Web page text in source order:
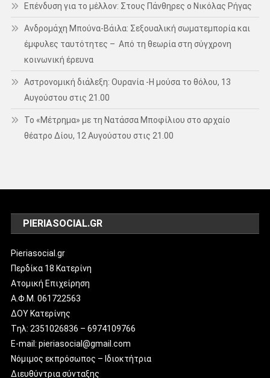
Επένδυση για το μέλλον: Στους Πάνθηρες ο Νικόλας Ρήγας
Ανδρομάχη Μπούνα-Βάιλα: Σεξουαλική σωματεμπορία και
έμφυλες ταυτότητες – Από τη θεωρία στη σύγχρονη
κοινωνική έρευνα
Αστρονομική διάλεξη: Ουρανία -Η μούσα το θόλου, 13
Αυγούστου στις 21.00
Το «Μέτρημα» με τη Νατάσσα Μποφίλιου στο αρχαίο
θέατρο Δίου, 12 Αυγούστου στις 21.00
PIERIASOCIAL.GR
Pieriasocial.gr
Περδίκα 18 Κατερίνη
Ατομική Επιχείρηση
Α.Φ.Μ. 061722563
ΔΟΥ Κατερίνης
Tηλ: 2351026836 – 6974109766
E-mail: pieriasocial@gmail.com
Νόμιμος εκπρόσωπος – Ιδιοκτήτρια
Διευθύντρια σύνταξης